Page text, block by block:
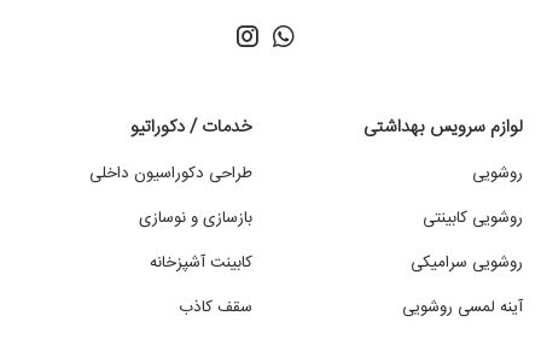
لوازم سرویس بهداشتی
روشویی
روشویی کابینتی
روشویی سرامیکی
آینه لمسی روشویی
خدمات / دکوراتیو
طراحی دکوراسیون داخلی
بازسازی و نوسازی
کابینت آشپزخانه
سقف کاذب